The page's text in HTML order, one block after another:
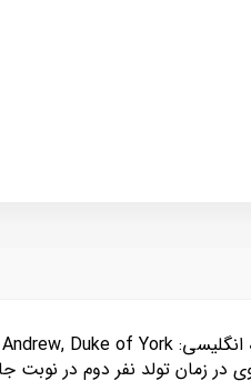
انگلیسی:Duke of York
زمان تولد نفر دوم در نوبت